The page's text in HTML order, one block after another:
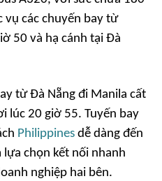
vụ các chuyến bay từ
50 và hạ cánh tại Đà
từ Đà Nẵng đi Manila cất
lúc 20 giờ 55. Tuyến bay
Philippines dễ dàng đến
chọn kết nối nhanh
nghiệp hai bên.